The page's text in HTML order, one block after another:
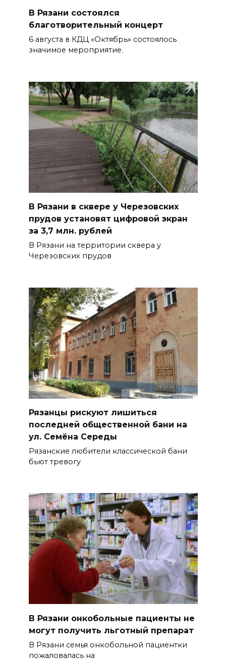
В Рязани состоялся
благотворительный концерт
6 августа в КДЦ «Октябрь» состоялось
значимое мероприятие.
В Рязани в сквере у Черезовских
прудов установят цифровой экран
за 3,7 млн. рублей
В Рязани на территории сквера у
Черезовских прудов
Рязанцы рискуют лишиться
последней общественной бани на
ул. Семёна Середы
Рязанские любители классической бани
бьют тревогу
В Рязани онкобольные пациенты не
могут получить льготный препарат
В Рязани семья онкобольной пациентки
пожаловалась на